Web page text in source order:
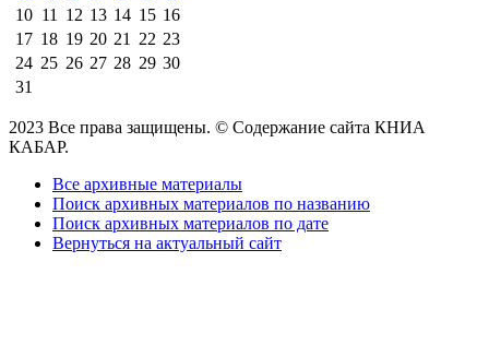
10 11 12 13 14 15 16
17 18 19 20 21 22 23
24 25 26 27 28 29 30
31
2023 Все права защищены. © Содержание сайта КНИА
КАБАР.
Все архивные материалы
Поиск архивных материалов по названию
Поиск архивных материалов по дате
Вернуться на актуальный сайт